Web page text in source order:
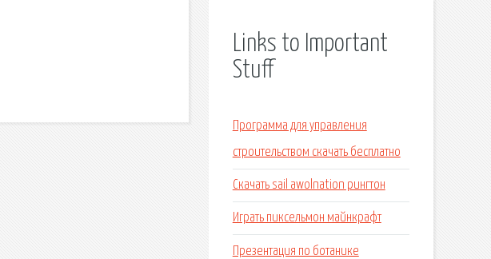
Links to Important
Stuff
Программа для управления
строительством скачать бесплатно
Скачать sail awolnation рингтон
Играть пиксельмон майнкрафт
Презентация по ботанике